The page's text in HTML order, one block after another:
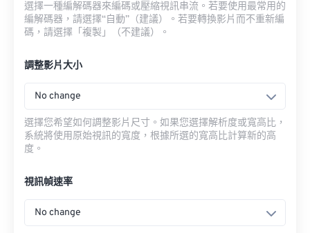
選擇一種編解碼器來編碼或壓縮視訊串流。若要使用最常用的
編解碼器，請選擇“自動”（建議）。若要轉換影片而不重新編
碼，請選擇「複製」（不建議）。
調整影片大小
No change
選擇您希望如何調整影片尺寸。如果您選擇解析度或寬高比，
系統將使用原始視訊的寬度，根據所選的寬高比計算新的高
度。
視訊幀速率
No change